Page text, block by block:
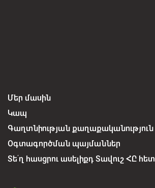
Մեր մասին
Կապ
Գաղտնիության քաղաքականություն
Օգտագործման պայմաններ
Տե՛ղ հասցրու ասելիքդ Տավուշ ՀԸ հետ